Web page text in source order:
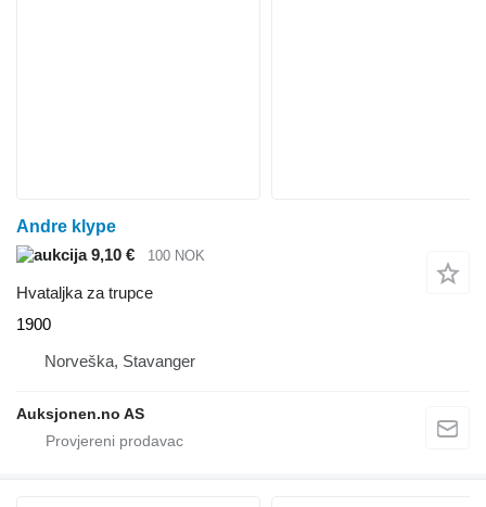
Andre klype
9,10 €
100 NOK
Hvataljka za trupce
1900
Norveška, Stavanger
Auksjonen.no AS